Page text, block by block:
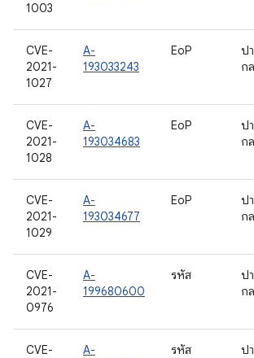
1003
CVE-
2021-
1027
A-
193033243
EoP
ป
ก
CVE-
2021-
1028
A-
193034683
EoP
ป
ก
CVE-
2021-
1029
A-
193034677
EoP
ป
ก
CVE-
2021-
0976
A-
199680600
รหัส
ป
ก
CVE-
A-
รหัส
ป